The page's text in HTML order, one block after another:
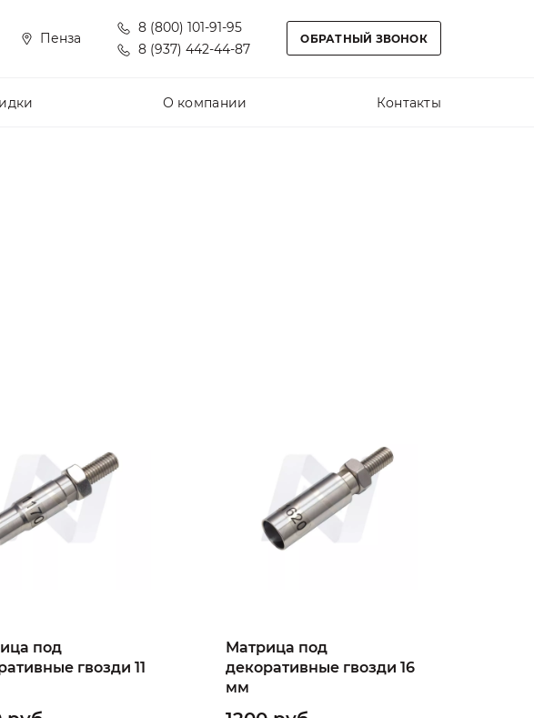
Пенза
8 (800) 101-91-95
8 (937) 442-44-87
ОБРАТНЫЙ ЗВОНОК
О компании Контакты
под
гвозди 11
Матрица под
декоративные гвозди 16
мм